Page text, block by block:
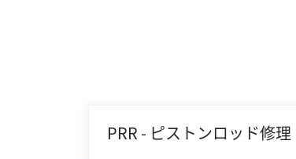
PRR - ピストンロッド修理